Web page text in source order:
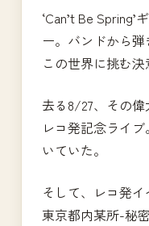
‘Can’t Be Spring’
ー。バンドから
この世界に挑む決
去る8/27、その
レコ発記念ライ
いていた。
そして、レコ発イ
東京都内某所-秘